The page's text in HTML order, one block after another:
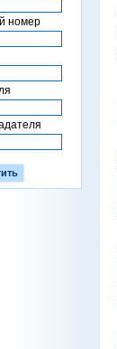
номер